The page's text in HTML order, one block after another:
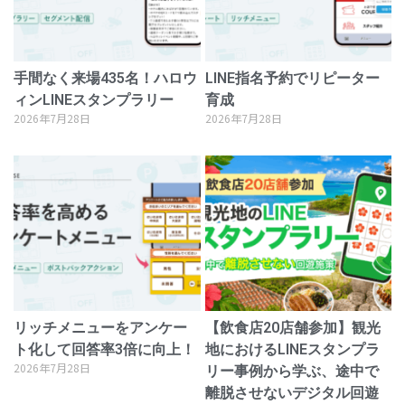
手間なく来場435名！ハロウ
ィンLINEスタンプラリー
2026年7月28日
LINE指名予約でリピーター
育成
2026年7月28日
リッチメニューをアンケー
ト化して回答率3倍に向上！
2026年7月28日
【飲食店20店舗参加】観光
地におけるLINEスタンプラ
リー事例から学ぶ、途中で
離脱させないデジタル回遊